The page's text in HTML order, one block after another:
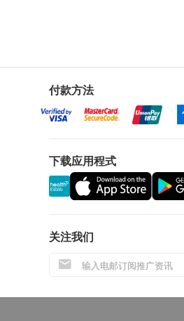
付款方法
下载应用程式
关注我们